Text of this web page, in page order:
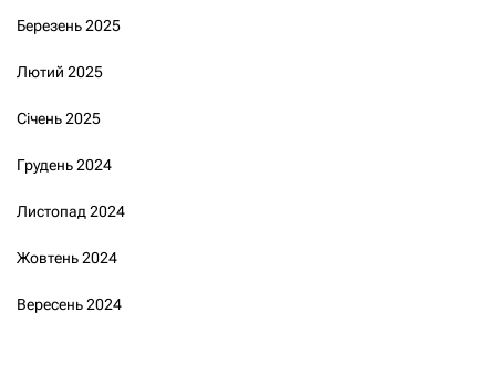
Березень 2025
Лютий 2025
Січень 2025
Грудень 2024
Листопад 2024
Жовтень 2024
Вересень 2024